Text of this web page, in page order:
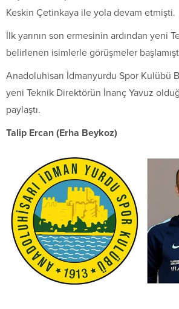
Keskin Çetinkaya ile yola devam etmişti.
İlk yarının son ermesinin ardından yeni
belirlenen isimlerle görüşmeler
Anadoluhisarı İdmanyurdu Spor Kulübü
yeni Teknik Direktörün İnanç Yavuz
paylaştı.
Talip Ercan (Erha Beykoz)